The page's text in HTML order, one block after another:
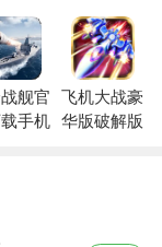
舰官
手机
飞机大战豪
华版破解版